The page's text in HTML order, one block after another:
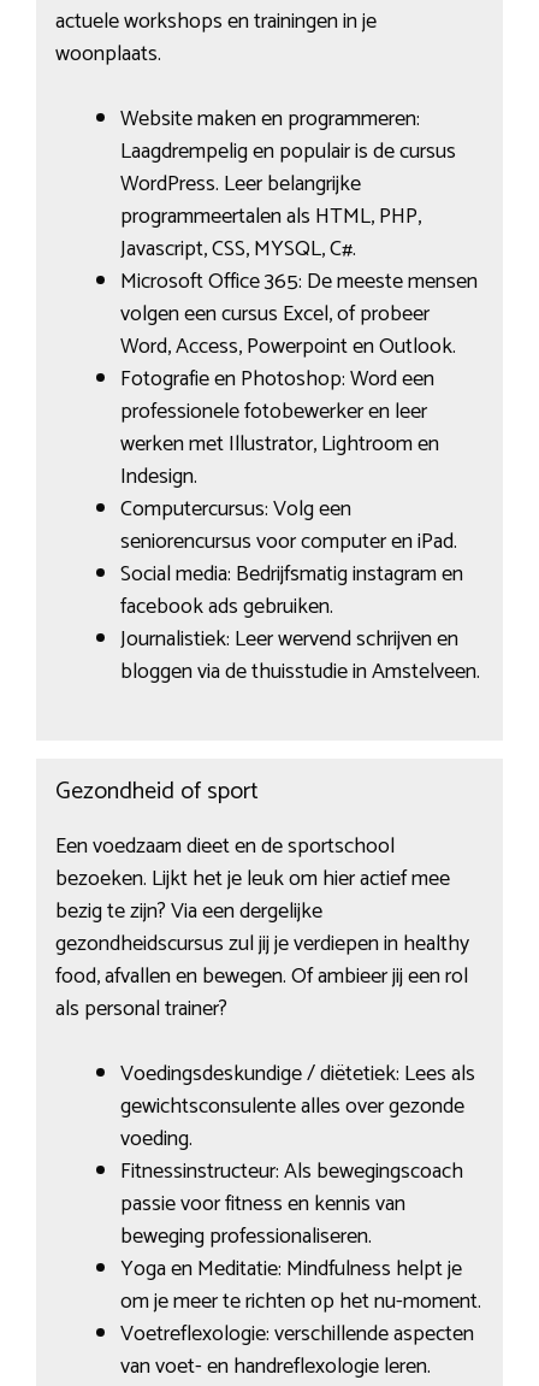
actuele workshops en trainingen in je
woonplaats.
Website maken en programmeren:
Laagdrempelig en populair is de cursus
WordPress. Leer belangrijke
programmeertalen als HTML, PHP,
Javascript, CSS, MYSQL, C#.
Microsoft Office 365: De meeste mensen
volgen een cursus Excel, of probeer
Word, Access, Powerpoint en Outlook.
Fotografie en Photoshop: Word een
professionele fotobewerker en leer
werken met Illustrator, Lightroom en
Indesign.
Computercursus: Volg een
seniorencursus voor computer en iPad.
Social media: Bedrijfsmatig instagram en
facebook ads gebruiken.
Journalistiek: Leer wervend schrijven en
bloggen via de thuisstudie in Amstelveen.
Gezondheid of sport
Een voedzaam dieet en de sportschool
bezoeken. Lijkt het je leuk om hier actief mee
bezig te zijn? Via een dergelijke
gezondheidscursus zul jij je verdiepen in healthy
food, afvallen en bewegen. Of ambieer jij een rol
als personal trainer?
Voedingsdeskundige / diëtetiek: Lees als
gewichtsconsulente alles over gezonde
voeding.
Fitnessinstructeur: Als bewegingscoach
passie voor fitness en kennis van
beweging professionaliseren.
Yoga en Meditatie: Mindfulness helpt je
om je meer te richten op het nu-moment.
Voetreflexologie: verschillende aspecten
van voet- en handreflexologie leren.